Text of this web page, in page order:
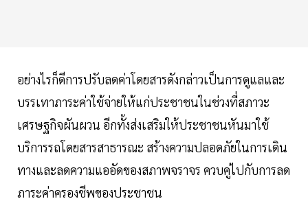
อย่างไรก็ดีการปรับลดค่าโดยสารดังกล่าวเป็นการดูแลและ
บรรเทาภาระค่าใช้จ่ายให้แก่ประชาชนในช่วงที่สภาวะ
เศรษฐกิจผันผวน อีกทั้งส่งเสริมให้ประชาชนหันมาใช้
บริการรถโดยสารสาธารณะ สร้างความปลอดภัยในการเดิน
ทางและลดความแออัดของสภาพจราจร ควบคู่ไปกับการลด
ภาระค่าครองชีพของประชาชน